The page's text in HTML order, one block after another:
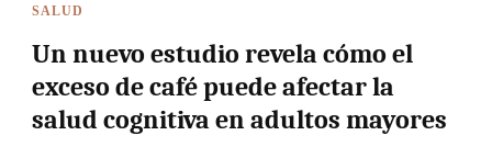
SALUD
Un nuevo estudio revela cómo el
exceso de café puede afectar la
salud cognitiva en adultos mayores